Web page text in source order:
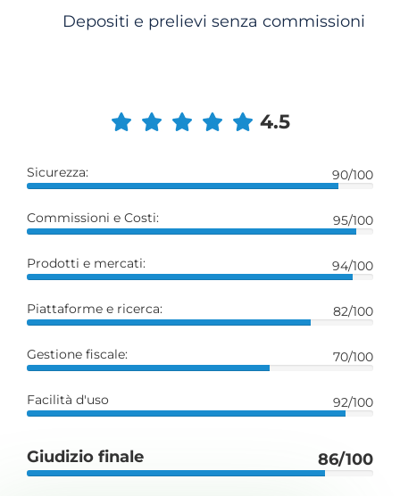
Depositi e prelievi senza commissioni
4.5
Sicurezza: 90/100
Commissioni e Costi: 95/100
Prodotti e mercati: 94/100
Piattaforme e ricerca: 82/100
Gestione fiscale: 70/100
Facilità d'uso 92/100
Giudizio finale 86/100